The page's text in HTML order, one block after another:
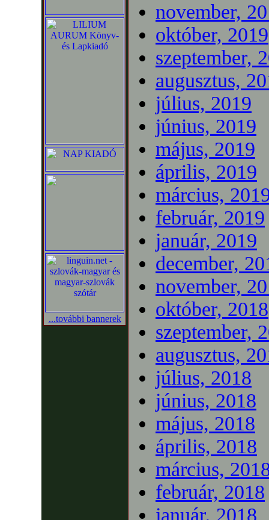
...további bannerek
november,
október, 2019
szeptember,
augusztus,
július, 2019
június, 2019
május, 2019
április, 2019
március,
február, 2019
január, 2019
december,
november,
október, 2018
szeptember,
augusztus,
július, 2018
június, 2018
május, 2018
április, 2018
március,
február, 2018
január, 2018